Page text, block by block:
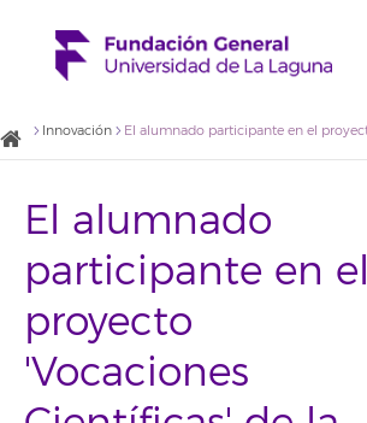
Innovación
El alumnado
participante en el
proyecto
'Vocaciones